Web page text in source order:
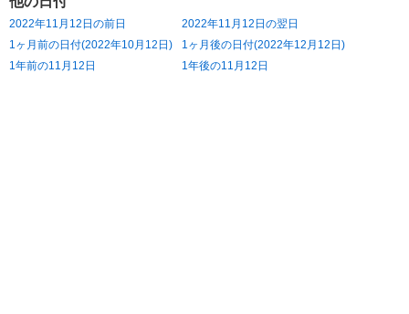
2022年11月12日の前日
2022年11月12日の翌日
1ヶ月前の日付(2022年10月12日)
1ヶ月後の日付(2022年12月12日)
1年前の11月12日
1年後の11月12日